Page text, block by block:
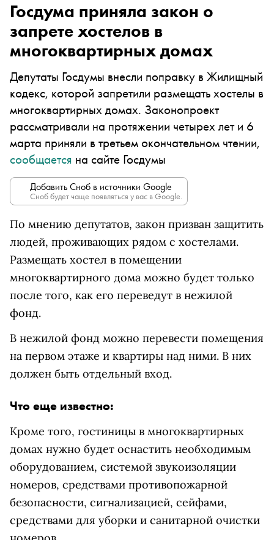
Госдума приняла закон о
запрете хостелов в
многоквартирных домах
Депутаты Госдумы внесли поправку в Жилищный
кодекс, которой запретили размещать хостелы в
многоквартирных домах. Законопроект
рассматривали на протяжении четырех лет и 6
марта приняли в третьем окончательном чтении,
сообщается на сайте Госдумы
Добавить Сноб в источники Google
Сноб будет чаще появляться у вас в Google.
По мнению депутатов, закон призван защитить
людей, проживающих рядом с хостелами.
Размещать хостел в помещении
многоквартирного дома можно будет только
после того, как его переведут в нежилой
фонд.
В нежилой фонд можно перевести помещения
на первом этаже и квартиры над ними. В них
должен быть отдельный вход.
Что еще известно:
Кроме того, гостиницы в многоквартирных
домах нужно будет оснастить необходимым
оборудованием, системой звукоизоляции
номеров, средствами противопожарной
безопасности, сигнализацией, сейфами,
средствами для уборки и санитарной очистки